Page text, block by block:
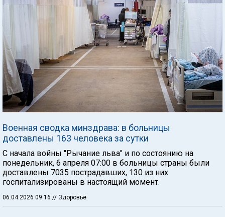
Военная сводка минздрава: в больницы
доставлены 163 человека за сутки
С начала войны "Рычание льва" и по состоянию на
понедельник, 6 апреля 07:00 в больницы страны были
доставлены 7035 пострадавших, 130 из них
госпитализированы в настоящий момент.
06.04.2026 09:16 // Здоровье